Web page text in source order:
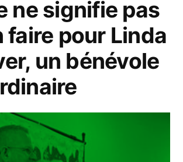
droite
intellectuelle
#France »
ne signifie pas
faire pour Linda
un bénévole